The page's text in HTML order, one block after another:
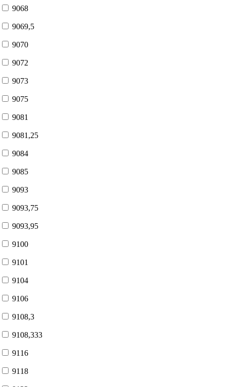
9068
9069,5
9070
9072
9073
9075
9081
9081,25
9084
9085
9093
9093,75
9093,95
9100
9101
9104
9106
9108,3
9108,333
9116
9118